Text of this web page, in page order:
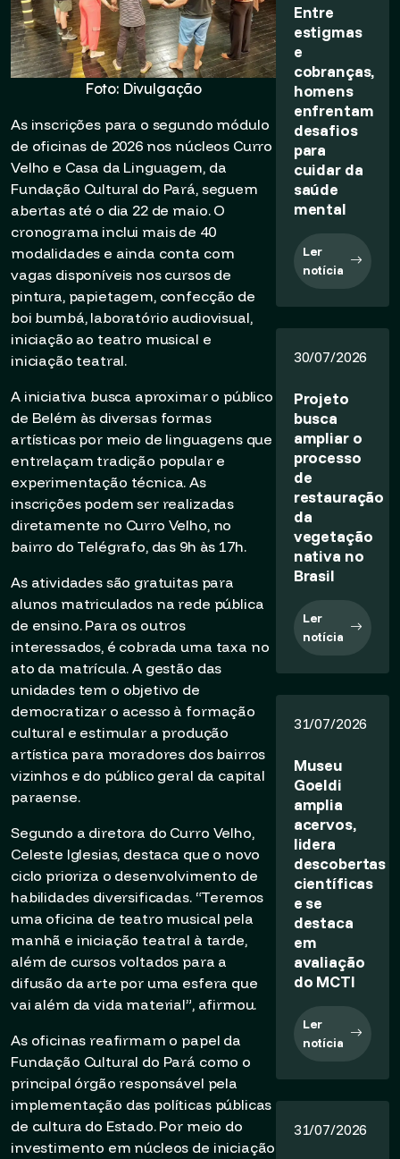
Foto: Divulgação
As inscrições para o segundo módulo
de oficinas de 2026 nos núcleos Curro
Velho e Casa da Linguagem, da
Fundação Cultural do Pará, seguem
abertas até o dia 22 de maio. O
cronograma inclui mais de 40
modalidades e ainda conta com
vagas disponíveis nos cursos de
pintura, papietagem, confecção de
boi bumbá, laboratório audiovisual,
iniciação ao teatro musical e
iniciação teatral.
A iniciativa busca aproximar o público
de Belém às diversas formas
artísticas por meio de linguagens que
entrelaçam tradição popular e
experimentação técnica. As
inscrições podem ser realizadas
diretamente no Curro Velho, no
bairro do Telégrafo, das 9h às 17h.
As atividades são gratuitas para
alunos matriculados na rede pública
de ensino. Para os outros
interessados, é cobrada uma taxa no
ato da matrícula. A gestão das
unidades tem o objetivo de
democratizar o acesso à formação
cultural e estimular a produção
artística para moradores dos bairros
vizinhos e do público geral da capital
paraense.
Segundo a diretora do Curro Velho,
Celeste Iglesias, destaca que o novo
ciclo prioriza o desenvolvimento de
habilidades diversificadas. “Teremos
uma oficina de teatro musical pela
manhã e iniciação teatral à tarde,
além de cursos voltados para a
difusão da arte por uma esfera que
vai além da vida material”, afirmou.
As oficinas reafirmam o papel da
Fundação Cultural do Pará como o
principal órgão responsável pela
implementação das políticas públicas
de cultura do Estado. Por meio do
investimento em núcleos de iniciação
Entre
estigmas
e
cobranças,
homens
enfrentam
desafios
para
cuidar da
saúde
mental
Ler
notícia
30/07/2026
Projeto
busca
ampliar o
processo
de
restauração
da
vegetação
nativa no
Brasil
Ler
notícia
31/07/2026
Museu
Goeldi
amplia
acervos,
lidera
descobertas
científicas
e se
destaca
em
avaliação
do MCTI
Ler
notícia
31/07/2026